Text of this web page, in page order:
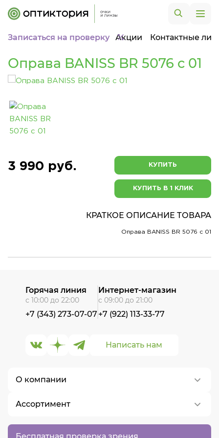
Записаться на проверку Акции Контактные
Оправа BANISS BR 5076 c 01
3 990 руб. КУПИТЬ
КУПИТЬ В 1 КЛИК
КРАТКОЕ ОПИСАНИЕ ТОВАРА
Оправа BANISS BR 5076 c 01
Бесплатная проверка зрения
О компании
О нас
Контакты
Ассортимент
Написать нам
Горячая линия
с 10:00 до 22:00
+7 (343) 273-07-07
Интернет-магазин
с 09:00 до 21:00
+7 (922) 113-33-77